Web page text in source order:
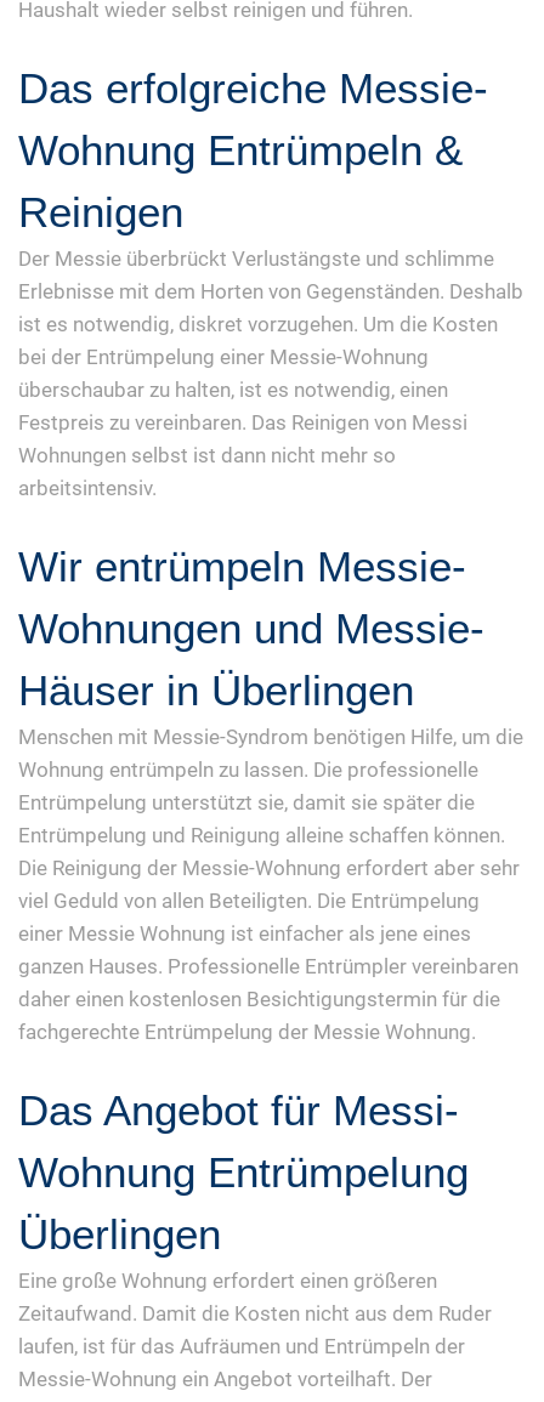
Haushalt wieder selbst reinigen und führen.
Das erfolgreiche Messie-
Wohnung Entrümpeln &
Reinigen
Der Messie überbrückt Verlustängste und schlimme
Erlebnisse mit dem Horten von Gegenständen. Deshalb
ist es notwendig, diskret vorzugehen. Um die Kosten
bei der Entrümpelung einer Messie-Wohnung
überschaubar zu halten, ist es notwendig, einen
Festpreis zu vereinbaren. Das Reinigen von Messi
Wohnungen selbst ist dann nicht mehr so
arbeitsintensiv.
Wir entrümpeln Messie-
Wohnungen und Messie-
Häuser in Überlingen
Menschen mit Messie-Syndrom benötigen Hilfe, um die
Wohnung entrümpeln zu lassen. Die professionelle
Entrümpelung unterstützt sie, damit sie später die
Entrümpelung und Reinigung alleine schaffen können.
Die Reinigung der Messie-Wohnung erfordert aber sehr
viel Geduld von allen Beteiligten. Die Entrümpelung
einer Messie Wohnung ist einfacher als jene eines
ganzen Hauses. Professionelle Entrümpler vereinbaren
daher einen kostenlosen Besichtigungstermin für die
fachgerechte Entrümpelung der Messie Wohnung.
Das Angebot für Messi-
Wohnung Entrümpelung
Überlingen
Eine große Wohnung erfordert einen größeren
Zeitaufwand. Damit die Kosten nicht aus dem Ruder
laufen, ist für das Aufräumen und Entrümpeln der
Messie-Wohnung ein Angebot vorteilhaft. Der